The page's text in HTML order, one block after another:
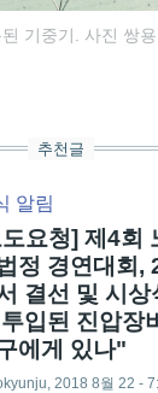
기중기. 사진 쌍
추천글
알림
요청] 제4회
정 경연대회,
결선 및 시
입된 진압장
에게 있나"
, 2018 8월 22 -